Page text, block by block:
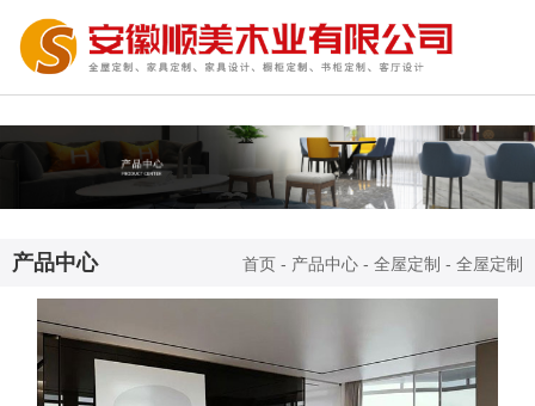
产品中心 首页 - 产品中心 - 全屋定制 - 全屋定制